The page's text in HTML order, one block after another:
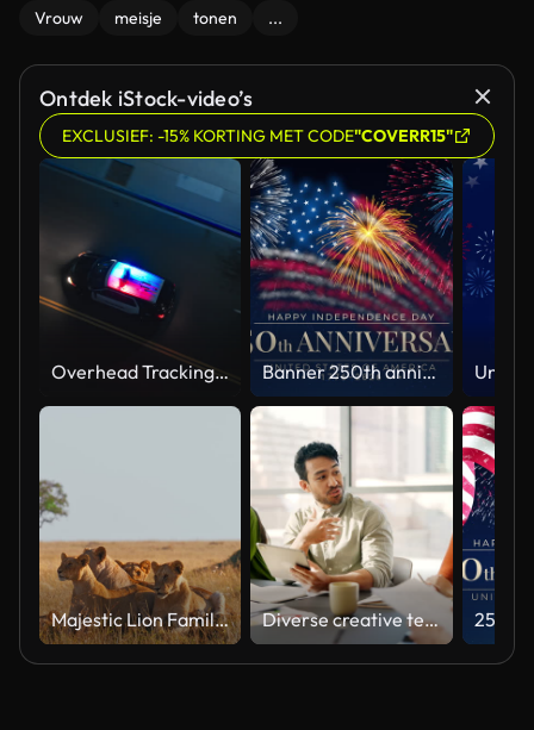
Vrouw meisje tonen ...
Ontdek iStock-video’s
EXCLUSIEF: -15% KORTING MET CODE"COVERR15"
Overhead Tracking Drone Shot of a Police Car Driving on a City Street with Lights On at Night Banner 250th anniversary of the USA. 250 years of independence. 4th of july 2026 usa independence day, video greeting card. US flag fireworks on blue sky background. Fourth of july. 4k seamless loop
Majestic Lion Family Relaxing in Natural Habitat Under Soft Light Diverse creative team collaborating on a marketing strategy in an office meeting